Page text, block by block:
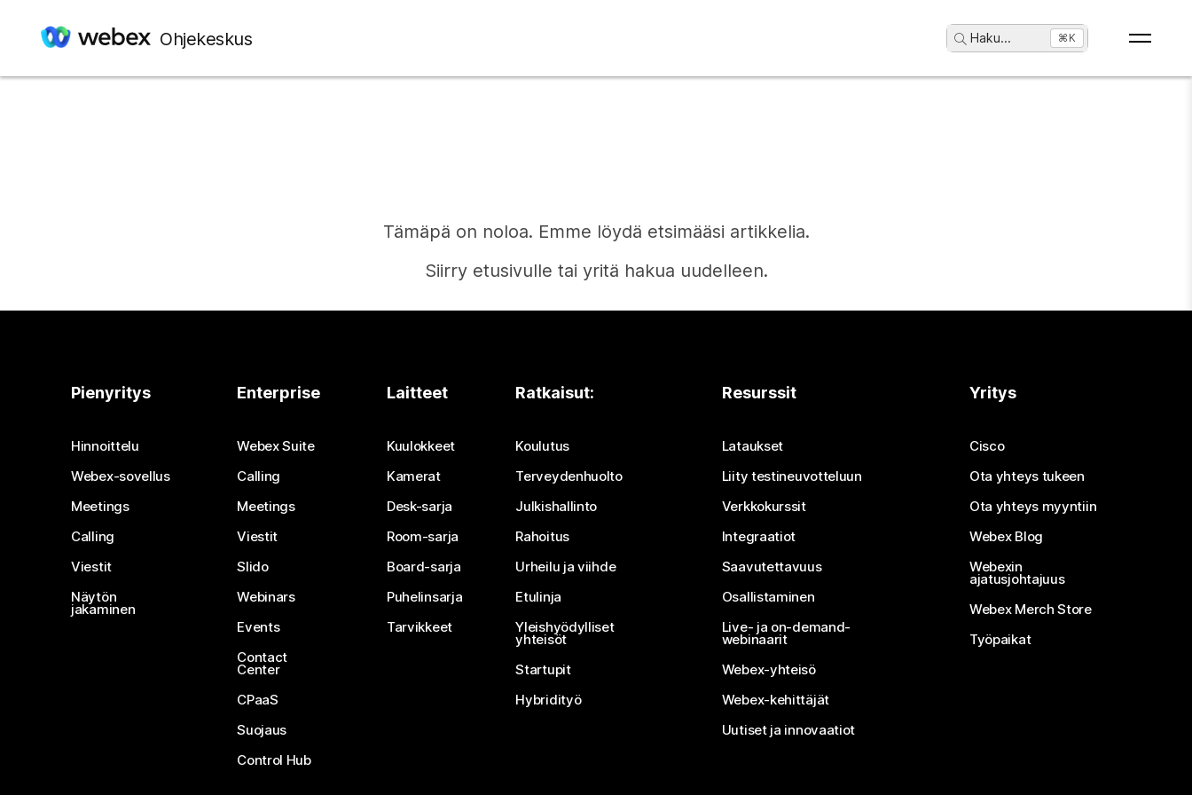
Ohjekeskus Haku... ⌘K
Tämäpä on noloa. Emme löydä etsimääsi artikkelia.
Siirry etusivulle tai yritä hakua uudelleen.
Tarvitsetko vastauksen?
Lähetä kysymys
Pienyritys
Hinnoittelu
Webex-sovellus
Meetings
Calling
Viestit
Näytön
jakaminen
Enterprise
Webex Suite
Calling
Meetings
Viestit
Slido
Webinars
Events
Contact
Center
CPaaS
Suojaus
Control Hub
Laitteet
Kuulokkeet
Kamerat
Desk-sarja
Room-sarja
Board-sarja
Puhelinsarja
Tarvikkeet
Ratkaisut:
Koulutus
Terveydenhuolto
Julkishallinto
Rahoitus
Urheilu ja viihde
Etulinja
Yleishyödylliset
yhteisöt
Startupit
Hybridityö
Resurssit
Lataukset
Liity testineuvotteluun
Verkkokurssit
Integraatiot
Saavutettavuus
Osallistaminen
Live- ja on-demand-
webinaarit
Webex-yhteisö
Webex-kehittäjät
Uutiset ja innovaatiot
Yritys
Cisco
Ota yhteys tukeen
Ota yhteys myyntiin
Webex Blog
Webexin
ajatusjohtajuus
Webex Merch Store
Työpaikat